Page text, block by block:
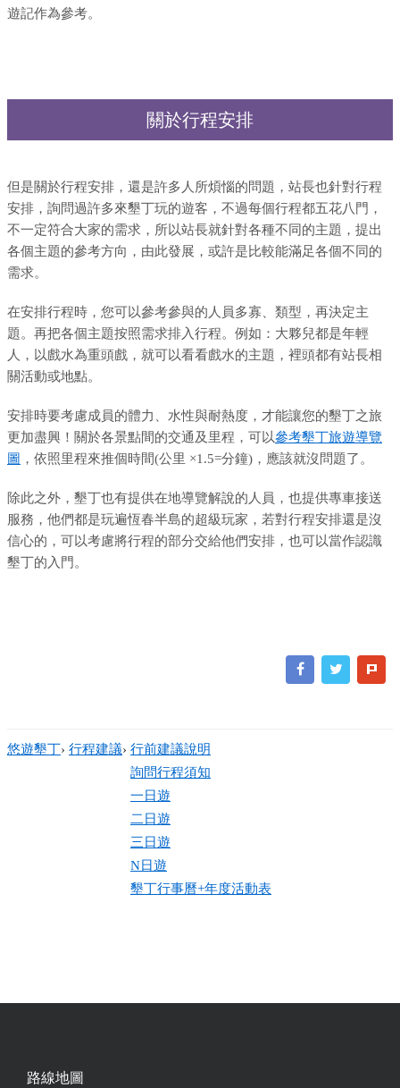
遊記作為參考。
關於行程安排
但是關於行程安排，還是許多人所煩惱的問題，站長也針對行程
安排，詢問過許多來墾丁玩的遊客，不過每個行程都五花八門，
不一定符合大家的需求，所以站長就針對各種不同的主題，提出
各個主題的參考方向，由此發展，或許是比較能滿足各個不同的
需求。
在安排行程時，您可以參考參與的人員多寡、類型，再決定主
題。再把各個主題按照需求排入行程。例如：大夥兒都是年輕
人，以戲水為重頭戲，就可以看看戲水的主題，裡頭都有站長相
關活動或地點。
安排時要考慮成員的體力、水性與耐熱度，才能讓您的墾丁之旅
更加盡興！關於各景點間的交通及里程，可以參考墾丁旅遊導覽
圖 ，依照里程來推個時間(公里 ×1.5=分鐘)，應該就沒問題了。
除此之外，墾丁也有提供在地導覽解說的人員，也提供專車接送
服務，他們都是玩遍恆春半島的超級玩家，若對行程安排還是沒
信心的，可以考慮將行程的部分交給他們安排，也可以當作認識
墾丁的入門。
悠遊墾丁› 行程建議› 行前建議說明
詢問行程須知
一日遊
二日遊
三日遊
N日遊
墾丁行事曆+年度活動表
路線地圖